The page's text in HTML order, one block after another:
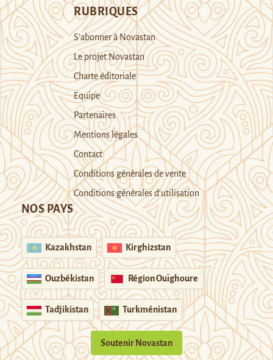
RUBRIQUES
S’abonner à Novastan
Le projet Novastan
Charte éditoriale
Equipe
Partenaires
Mentions légales
Contact
Conditions générales de vente
Conditions générales d’utilisation
NOS PAYS
Kazakhstan Kirghizstan
Ouzbékistan Région Ouïghoure
Tadjikistan Turkménistan
Soutenir Novastan